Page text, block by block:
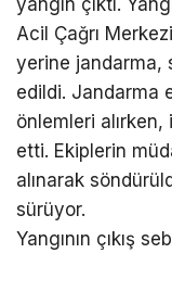
yangın çıktı.
Acil Çağrı
yerine jandarma,
edildi. Jandarma
önlemleri
etti. Ekiplerin
alınarak
sürüyor.
Yangının çıkış